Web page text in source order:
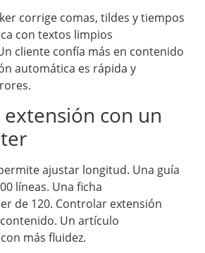
corrige comas, tildes y tiempos
con textos limpios
cliente confía más en contenido
automática es rápida y
con un
ajustar longitud. Una guía
líneas. Una ficha
de 120. Controlar extensión
Un artículo
más fluidez.